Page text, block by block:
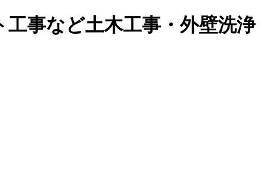
事など土木工事・外壁洗浄